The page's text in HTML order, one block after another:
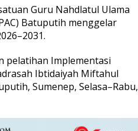
Guru Nahdlatul Ulama
Batuputih menggelar
pelatihan Implementasi
Ibtidaiyah Miftahul
Sumenep, Selasa–Rabu,